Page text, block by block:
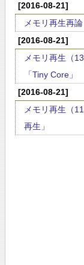
[2016-08-21]
メモリ再生再論
[2016-08-21]
メモリ再生（
「Tiny Core」
[2016-08-21]
メモリ再生（
再生」